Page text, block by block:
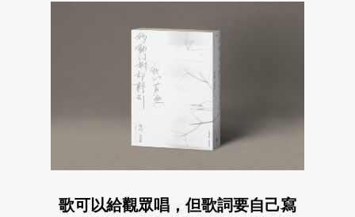
歌可以給觀眾唱，但歌詞要自己寫